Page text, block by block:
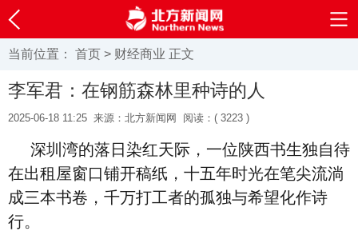
当前位置： 首页 > 财经商业 正文
李军君：在钢筋森林里种诗的人
2025-06-18 11:25 来源：北方新闻网 阅读：( 3223 )
深圳湾的落日染红天际，一位陕西书生独自待
在出租屋窗口铺开稿纸，十五年时光在笔尖流淌
成三本书卷，千万打工者的孤独与希望化作诗
行。